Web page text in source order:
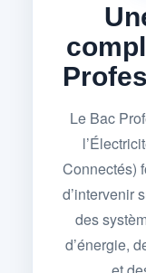
Le Bac
Connectés)
d’intervenir
des
d’énergie,